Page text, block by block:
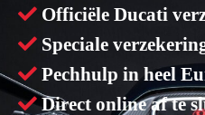
Officiële Ducati
Speciale
Pechhulp in heel
Direct online af te